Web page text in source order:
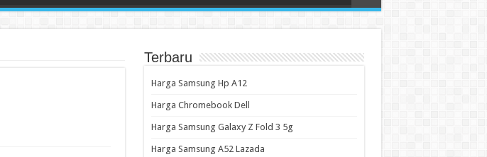
Terbaru
Harga Samsung Hp A12
Harga Chromebook Dell
Harga Samsung Galaxy Z Fold 3 5g
Harga Samsung A52 Lazada